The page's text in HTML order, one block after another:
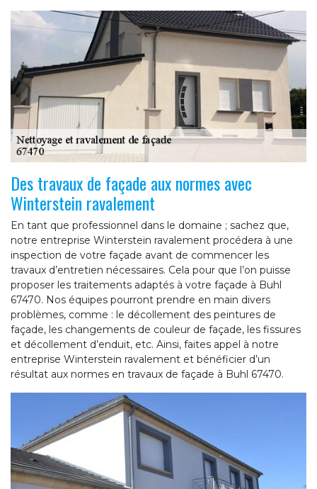
Des travaux de façade aux normes avec
Winterstein ravalement
En tant que professionnel dans le domaine ; sachez que,
notre entreprise Winterstein ravalement procédera à une
inspection de votre façade avant de commencer les
travaux d’entretien nécessaires. Cela pour que l’on puisse
proposer les traitements adaptés à votre façade à Buhl
67470. Nos équipes pourront prendre en main divers
problèmes, comme : le décollement des peintures de
façade, les changements de couleur de façade, les fissures
et décollement d’enduit, etc. Ainsi, faites appel à notre
entreprise Winterstein ravalement et bénéficier d’un
résultat aux normes en travaux de façade à Buhl 67470.